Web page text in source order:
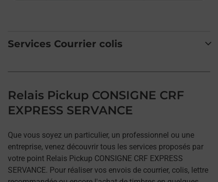
Services Courrier colis
Relais Pickup CONSIGNE CRF
EXPRESS SERVANCE
Que vous soyez un particulier, un professionnel ou une
entreprise, venez découvrir tous les services proposés par
votre point Relais Pickup CONSIGNE CRF EXPRESS
SERVANCE. Pour réaliser vos envois de courrier, colis, lettre